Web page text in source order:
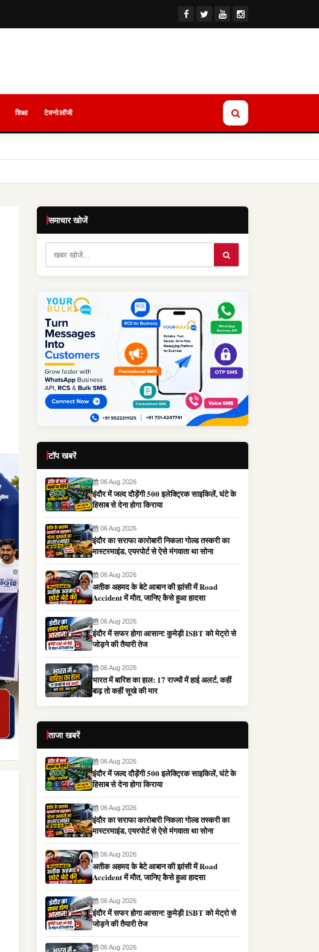
शिक्षा टेक्नोलॉजी
समाचार खोजें
टॉप खबरें
06 Aug 2026
इंदौर में जल्द दौड़ेंगी 500 इलेक्ट्रिक साइकिलें, घंटे के
हिसाब से देना होगा किराया
06 Aug 2026
इंदौर का सराफा कारोबारी निकला गोल्ड तस्करी का
मास्टरमाइंड, एयरपोर्ट से ऐसे मंगवाता था सोना
06 Aug 2026
अतीक अहमद के बेटे आबान की झांसी में Road
Accident में मौत, जानिए कैसे हुआ हादसा
06 Aug 2026
इंदौर में सफर होगा आसान! कुमेड़ी ISBT को मेट्रो से
जोड़ने की तैयारी तेज
06 Aug 2026
भारत में बारिश का हाल: 17 राज्यों में हाई अलर्ट, कहीं
बाढ़ तो कहीं सूखे की मार
ताजा खबरें
06 Aug 2026
इंदौर में जल्द दौड़ेंगी 500 इलेक्ट्रिक साइकिलें, घंटे के
हिसाब से देना होगा किराया
06 Aug 2026
इंदौर का सराफा कारोबारी निकला गोल्ड तस्करी का
मास्टरमाइंड, एयरपोर्ट से ऐसे मंगवाता था सोना
06 Aug 2026
अतीक अहमद के बेटे आबान की झांसी में Road
Accident में मौत, जानिए कैसे हुआ हादसा
06 Aug 2026
इंदौर में सफर होगा आसान! कुमेड़ी ISBT को मेट्रो से
जोड़ने की तैयारी तेज
06 Aug 2026